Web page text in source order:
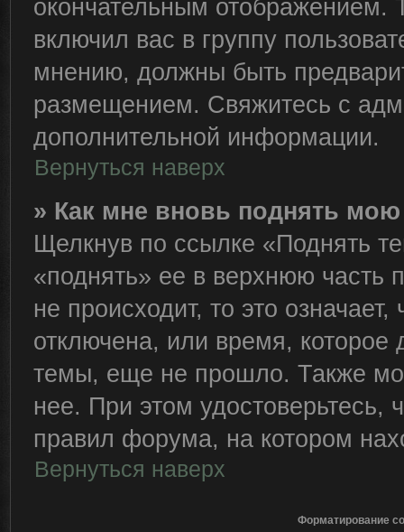
окончательным отображением.
включил вас в группу
мнению, должны быть
размещением. Свяжитесь с
дополнительной информации.
Вернуться наверх
» Как мне вновь поднять
Щелкнув по ссылке «Поднять
«поднять» ее в верхнюю часть
не происходит, то это
отключена, или время, которое
темы, еще не прошло. Также
нее. При этом
правил форума, на котором
Вернуться наверх
Форматирование